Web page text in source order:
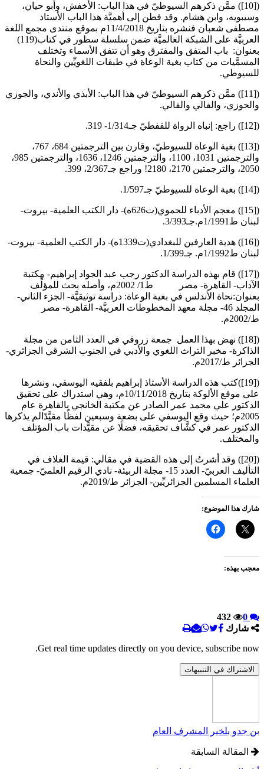
([10]) ممَّن ذكرهم السيوطيّ في هذا الباب: الأخفش، وأبو حيان،
وسيبويه، وابن هشام. وقد فطن إلى أهميَّة هذا الباب الأستاذ
مصطفى شعبان فنشره بتاريخ 11/4/2018م بموقع منتدى مجمع اللغة
العربيَّة على الشبكة العالميَّة ضمن سلسلة سطور في كتاب(119)
بعنوان: باب المتفق والمفترق وهو أن تتفق الأسماء وتختلف
المسمَّيات من كتاب بغية الوعاة في طبقات اللغويِّين والنحاة
للسيوطي.
([11]) ممَّن ذكرهم السيوطيّ في هذا الباب: الأبذي والأندي، والجوزي
والحوزي، والفالي والقالي.
([12]) راجع: إنباه الرواة للقفطيّ جـ1/314- 319.
([13]) بغية الوعاة للسيوطيّ، وقارن بين الترجمتين 684، 767،
والترجمتين 1031، 1100، والترجمتين 1246، 1636، والترجمتين 985،
2050، والترجمتين 2170، 2180! وراجع جـ2/367، 399.
([14]) بغية الوعاة للسيوطيّ جـ1/597.
([15]) معجم الأدباء للحموي(ت626ه)- دار الكتب العلمية- بيروت-
لبنان ط1/1991م.جـ3/393.
([16]) هدية العارفين للبغدادي(ت1339ه)- دار الكتب العلمية- بيروت-
لبنان ط1/1992م. جـ1/399.
([17]) قام بهذه الدراسة الدكتور رجب عبد الجواد إبراهيم- مكتبة
الآداب- القاهرة- مصر ط1/ 2002م، وأصله بحث للمؤلِّف
بعنوان:نحاة الأندلس في بغية الوعاة: دراسة توثيقيَّة- الجزء الثاني-
المجلد 46- مجلة معهد المخطوطات العربيَّة- القاهرة- مصر
ط/2002م.
([18]) نهض بهذا العمل جمعة زروقي في العدد الثامن من مجلة
الذاكرة- مخبر التراث اللغوي والأدبي في الجنوب الشرقي الجزائري-
الجزائر ط/2017م.
([19])كتب هذه الدراسة الأستاذ إبراهيم بلفقيه اليوسفي، ونشرها
على موقع الألوكة بتاريخ 10/11/2018م، وهي استدراك على تحقيق
الدكتور علي محمد عمر الصادر عن مكتبة الخانجي بالقاهرة عام
2005م؛ حيث وقع اليوسفي على بضعة وسبعين لفظًا مقيَّدًالم يذكرها
الدكتور عمر في كشَّاف تحقيقه، فضلًا عن مقيَّدات باب المؤتلف
والمختلف.
([20]) وقد أشرتُ إلى هذه القضية في مقالي: قيمة الغلاف في
التأليف العربيّ- العدد 15- مجلة الربيئة- نادي الرقيم العلميّ- جمعية
العلماء المسلمين الجزائريِّين- الجزائر ط/2019م.
شارك هذا الموضوع:
معجب بهذه:
0
432
شارك
Get real time updates directly on you device, subscribe now.
الاشتراك في التنبيهات
بن جدو بلخير المشرف العام
المقالة السابقة